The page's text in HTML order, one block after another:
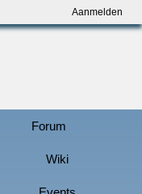
Aanmelden